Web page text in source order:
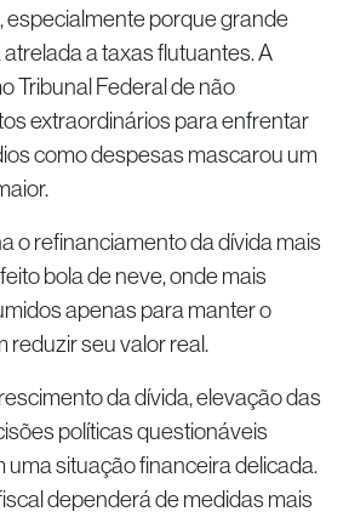
especialmente porque grande
a taxas flutuantes. A
Tribunal Federal de não
extraordinários para enfrentar
como despesas mascarou um
o refinanciamento da dívida mais
bola de neve, onde mais
apenas para manter o
reduzir seu valor real.
da dívida, elevação das
políticas questionáveis
uma situação financeira delicada.
dependerá de medidas mais